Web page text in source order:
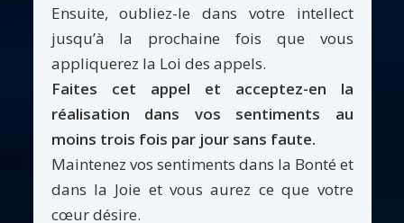
Ensuite, oubliez-le dans votre intellect
jusqu’à la prochaine fois que vous
appliquerez la Loi des appels.
Faites cet appel et acceptez-en la
réalisation dans vos sentiments au
moins trois fois par jour sans faute.
Maintenez vos sentiments dans la Bonté et
dans la Joie et vous aurez ce que votre
cœur désire.